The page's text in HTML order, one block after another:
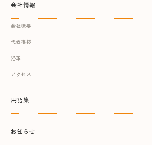
会社情報
会社概要
代表挨拶
沿革
アクセス
用語集
お知らせ